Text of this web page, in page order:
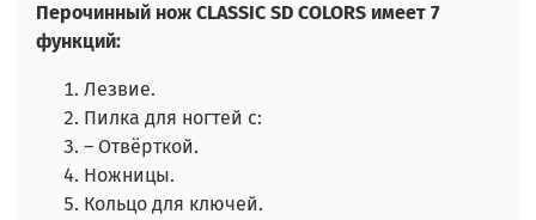
Перочинный нож CLASSIC SD COLORS имеет 7
функций:
Лезвие.
Пилка для ногтей с:
– Отвёрткой.
Ножницы.
Кольцо для ключей.